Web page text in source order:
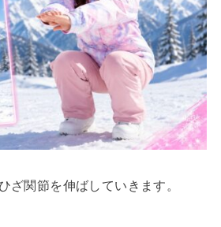
ざ関節を伸ばしていきます。